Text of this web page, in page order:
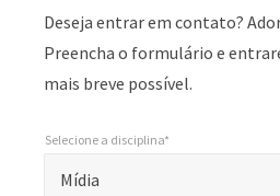
Deseja entrar em contato?
Preencha o formulário e
mais breve possível.
Mídia
Selecione a disciplina*